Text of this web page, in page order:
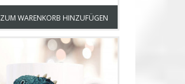
ZUM WARENKORB HINZUFÜGEN